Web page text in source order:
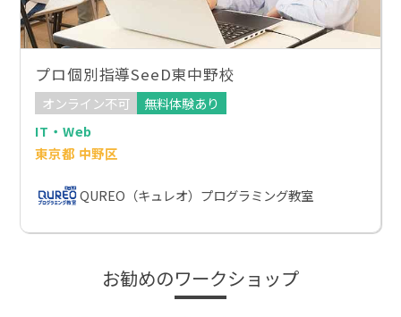
プロ個別指導SeeD東中野校
オンライン不可
無料体験あり
IT・Web
東京都 中野区
QUREO（キュレオ）プログラミング教室
お勧めのワークショップ